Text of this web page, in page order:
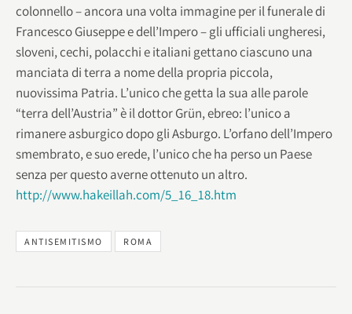
colonnello – ancora una volta immagine per il funerale di
Francesco Giuseppe e dell’Impero – gli ufficiali ungheresi,
sloveni, cechi, polacchi e italiani gettano ciascuno una
manciata di terra a nome della propria piccola,
nuovissima Patria. L’unico che getta la sua alle parole
“terra dell’Austria” è il dottor Grün, ebreo: l’unico a
rimanere asburgico dopo gli Asburgo. L’orfano dell’Impero
smembrato, e suo erede, l’unico che ha perso un Paese
senza per questo averne ottenuto un altro.
http://www.hakeillah.com/5_16_18.htm
ANTISEMITISMO ROMA